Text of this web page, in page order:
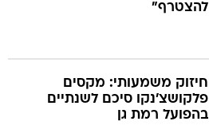
להצטרף"
חיזוק משמעותי: מקסים
פלקושצ'נקו סיכם לשנתיים
בהפועל רמת גן